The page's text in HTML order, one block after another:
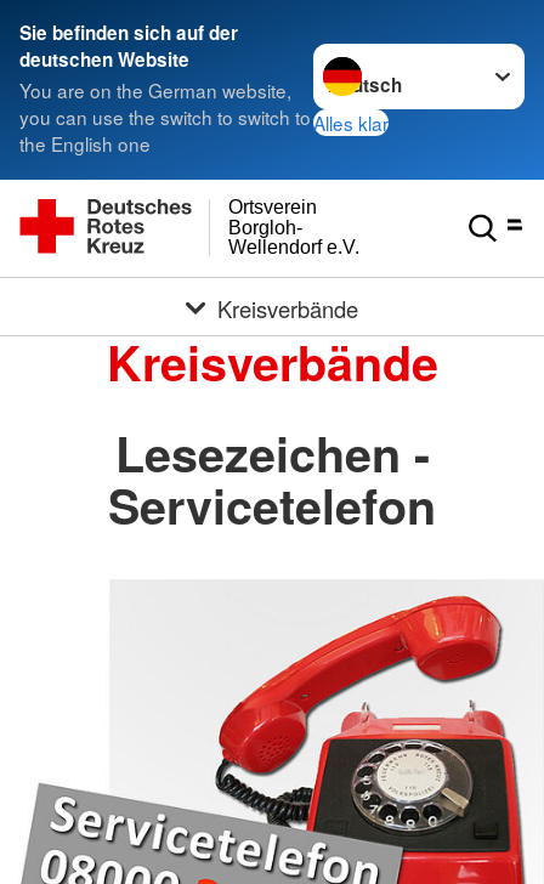
Sie befinden sich auf der
deutschen Website
You are on the German website,
you can use the switch to switch to
the English one
Sprache wechseln zu
Alles klar
Wellendorf e.V.
Borgloh-
Ortsverein
Kreisverbände
Kreisverbände
Lesezeichen -
Servicetelefon